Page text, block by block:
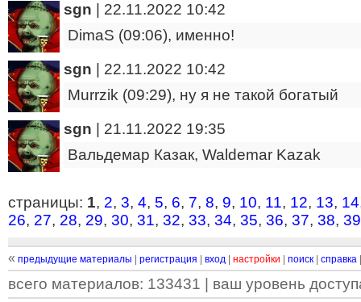
sgn
22.11.2022 10:42
DimaS (09:06), именно!
sgn
22.11.2022 10:42
Murrzik (09:29), ну я не такой богатый
sgn
21.11.2022 19:35
Вальдемар Казак, Waldemar Kazak
страницы: 1, 2, 3, 4, 5, 6, 7, 8, 9, 10, 11, 12, 13, 14
26, 27, 28, 29, 30, 31, 32, 33, 34, 35, 36, 37, 38, 39
« предыдущие материалы регистрация вход настройки поиск справка
всего материалов: 133431 | ваш уровень